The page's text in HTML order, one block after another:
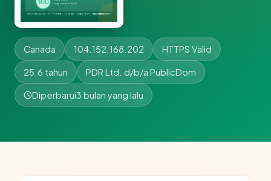
Canada 104.152.168.202 HTTPS Valid
25.6 tahun PDR Ltd. d/b/a PublicDom
Diperbarui3 bulan yang lalu